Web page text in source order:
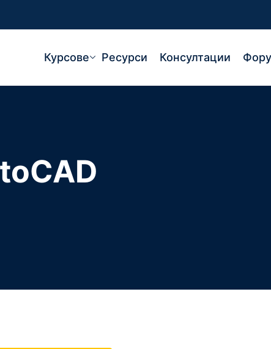
Курсове Ресурси Консултации